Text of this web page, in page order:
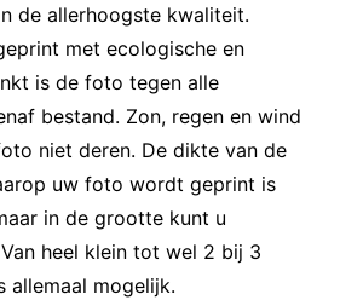
de allerhoogste kwaliteit.
met ecologische en
is de foto tegen alle
bestand. Zon, regen en wind
niet deren. De dikte van de
uw foto wordt geprint is
in de grootte kunt u
heel klein tot wel 2 bij 3
allemaal mogelijk.